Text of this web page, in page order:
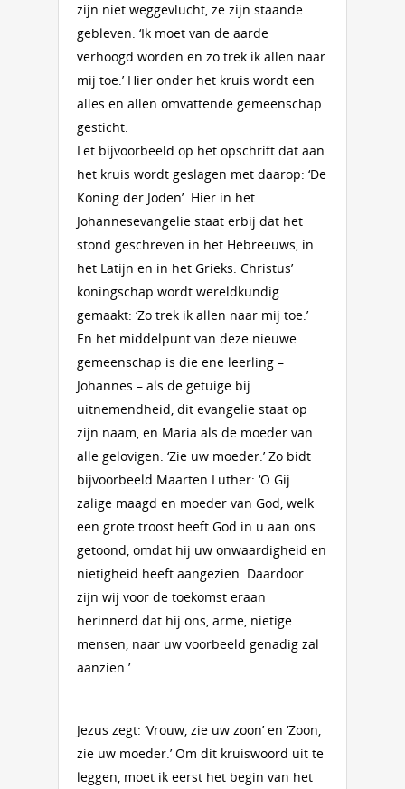
zijn niet weggevlucht, ze zijn staande
gebleven. ‘Ik moet van de aarde
verhoogd worden en zo trek ik allen naar
mij toe.’ Hier onder het kruis wordt een
alles en allen omvattende gemeenschap
gesticht.
Let bijvoorbeeld op het opschrift dat aan
het kruis wordt geslagen met daarop: ‘De
Koning der Joden’. Hier in het
Johannesevangelie staat erbij dat het
stond geschreven in het Hebreeuws, in
het Latijn en in het Grieks. Christus’
koningschap wordt wereldkundig
gemaakt: ‘Zo trek ik allen naar mij toe.’
En het middelpunt van deze nieuwe
gemeenschap is die ene leerling –
Johannes – als de getuige bij
uitnemendheid, dit evangelie staat op
zijn naam, en Maria als de moeder van
alle gelovigen. ‘Zie uw moeder.’ Zo bidt
bijvoorbeeld Maarten Luther: ‘O Gij
zalige maagd en moeder van God, welk
een grote troost heeft God in u aan ons
getoond, omdat hij uw onwaardigheid en
nietigheid heeft aangezien. Daardoor
zijn wij voor de toekomst eraan
herinnerd dat hij ons, arme, nietige
mensen, naar uw voorbeeld genadig zal
aanzien.’
Jezus zegt: ‘Vrouw, zie uw zoon’ en ‘Zoon,
zie uw moeder.’ Om dit kruiswoord uit te
leggen, moet ik eerst het begin van het